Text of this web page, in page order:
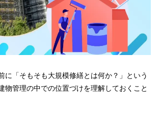
に「そもそも大規模修繕とは何か？」という
物管理の中での位置づけを理解しておくこと